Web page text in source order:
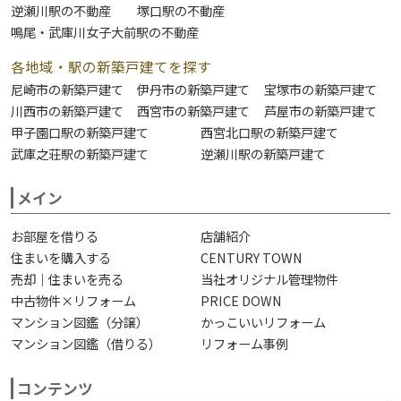
逆瀬川駅の不動産
塚口駅の不動産
鳴尾・武庫川女子大前駅の不動産
各地域・駅の新築戸建てを探す
尼崎市の新築戸建て 伊丹市の新築戸建て
宝塚市の新築戸建て
川西市の新築戸建て
西宮市の新築戸建て
芦屋市の新築戸建て
甲子園口駅の新築戸建て
西宮北口駅の新築戸建て
武庫之荘駅の新築戸建て
逆瀬川駅の新築戸建て
メイン
お部屋を借りる
店舗紹介
住まいを購入する
CENTURY TOWN
売却｜住まいを売る
当社オリジナル管理物件
中古物件×リフォーム
PRICE DOWN
マンション図鑑（分譲）
かっこいいリフォーム
マンション図鑑（借りる）
リフォーム事例
コンテンツ